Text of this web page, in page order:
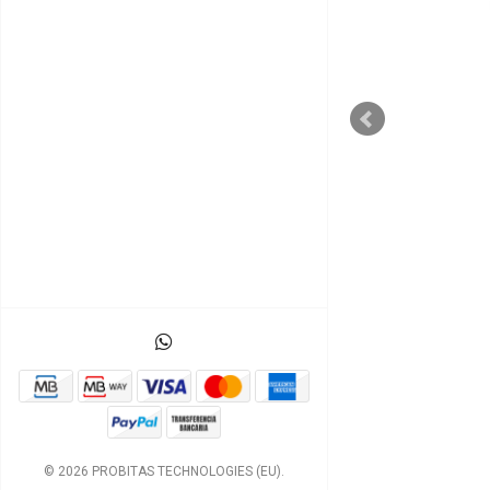
© 2026 PROBITAS TECHNOLOGIES (EU).
ços a 0 -->